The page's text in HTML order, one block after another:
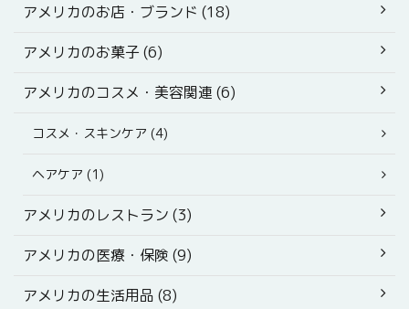
アメリカのお店・ブランド (18)
アメリカのお菓子 (6)
アメリカのコスメ・美容関連 (6)
コスメ・スキンケア (4)
ヘアケア (1)
アメリカのレストラン (3)
アメリカの医療・保険 (9)
アメリカの生活用品 (8)